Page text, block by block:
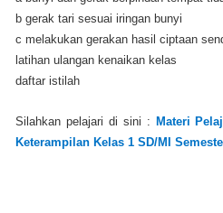
b gerak tari sesuai iringan bunyi
c melakukan gerakan hasil ciptaan
latihan ulangan kenaikan kelas
daftar istilah
Silahkan pelajari di sini : Materi
Keterampilan Kelas 1 SD/MI